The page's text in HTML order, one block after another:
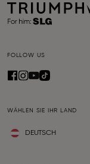
FOLLOW US
WÄHLEN SIE IHR LAND
DEUTSCH